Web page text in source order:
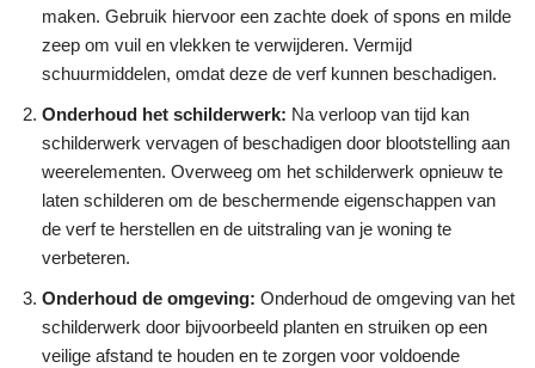
maken. Gebruik hiervoor een zachte doek of spons en milde
zeep om vuil en vlekken te verwijderen. Vermijd
schuurmiddelen, omdat deze de verf kunnen beschadigen.
Onderhoud het schilderwerk: Na verloop van tijd kan
schilderwerk vervagen of beschadigen door blootstelling aan
weerelementen. Overweeg om het schilderwerk opnieuw te
laten schilderen om de beschermende eigenschappen van
de verf te herstellen en de uitstraling van je woning te
verbeteren.
Onderhoud de omgeving: Onderhoud de omgeving van het
schilderwerk door bijvoorbeeld planten en struiken op een
veilige afstand te houden en te zorgen voor voldoende